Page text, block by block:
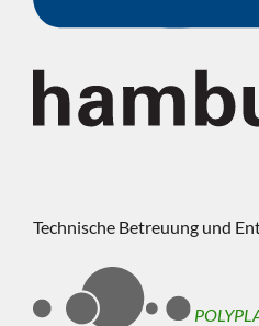
Technische Betreuung und